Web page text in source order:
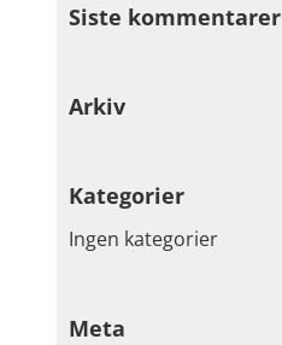
Siste kommentarer
Arkiv
Kategorier
Ingen kategorier
Meta